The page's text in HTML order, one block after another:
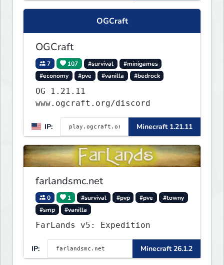
OGCraft
OGCraft
7 107 #survival
#minigames
#economy
#pve #vanilla #bedrock
OG 1.21.11
www.ogcraft.org/discord
IP: Minecraft 1.21.11
farlandsmc.net
0 1 #survival #pvp #pve
#towny
#smp
#vanilla
FarLands v5: Expedition
IP: Minecraft 26.1.2